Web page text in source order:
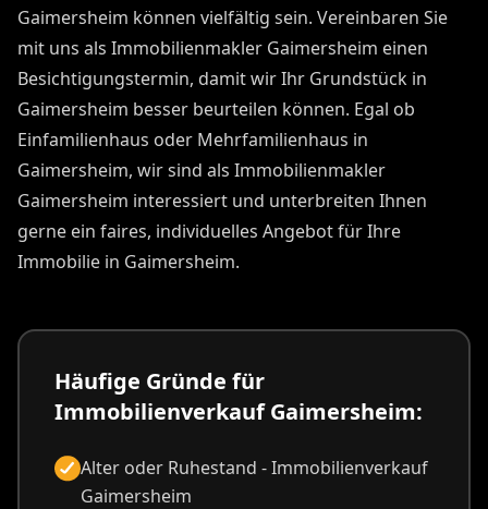
Gaimersheim können vielfältig sein. Vereinbaren Sie
mit uns als Immobilienmakler Gaimersheim einen
Besichtigungstermin, damit wir Ihr Grundstück in
Gaimersheim besser beurteilen können. Egal ob
Einfamilienhaus oder Mehrfamilienhaus in
Gaimersheim, wir sind als Immobilienmakler
Gaimersheim interessiert und unterbreiten Ihnen
gerne ein faires, individuelles Angebot für Ihre
Immobilie in Gaimersheim.
Häufige Gründe für
Immobilienverkauf Gaimersheim:
Alter oder Ruhestand - Immobilienverkauf
Gaimersheim